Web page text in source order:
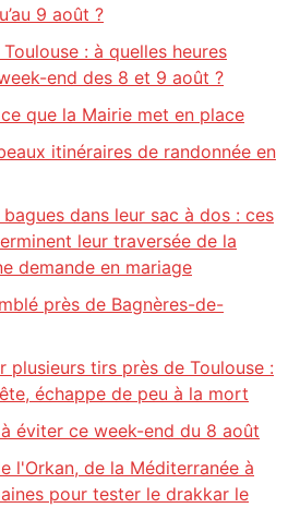
9 août ?
: à quelles heures
end des 8 et 9 août ?
que la Mairie met en place
itinéraires de randonnée en
dans leur sac à dos : ces
leur traversée de la
demande en mariage
près de Bagnères-de-
plusieurs tirs près de Toulouse :
échappe de peu à la mort
éviter ce week-end du 8 août
l'Orkan, de la Méditerranée à
pour tester le drakkar le